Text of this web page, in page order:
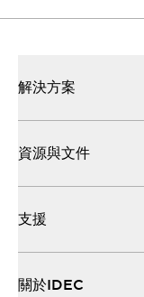
解決方案
資源與文件
支援
關於IDEC